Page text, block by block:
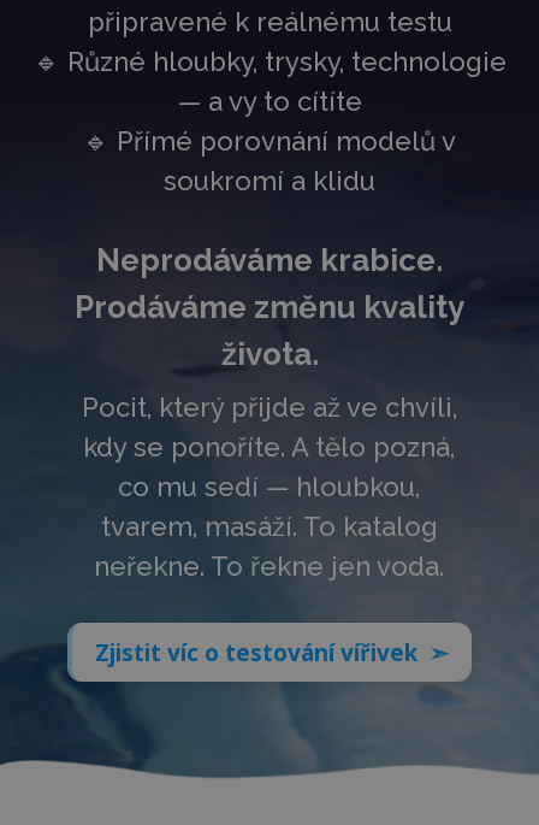
připravené k reálnému testu
🔹 Různé hloubky, trysky, technologie
— a vy to cítíte
🔹 Přímé porovnání modelů v
soukromí a klidu
Neprodáváme krabice.
Prodáváme změnu kvality
života.
Pocit, který přijde až ve chvíli,
kdy se ponoříte. A tělo pozná,
co mu sedí — hloubkou,
tvarem, masáží. To katalog
neřekne. To řekne jen voda.
Zjistit víc o testování vířivek ➣